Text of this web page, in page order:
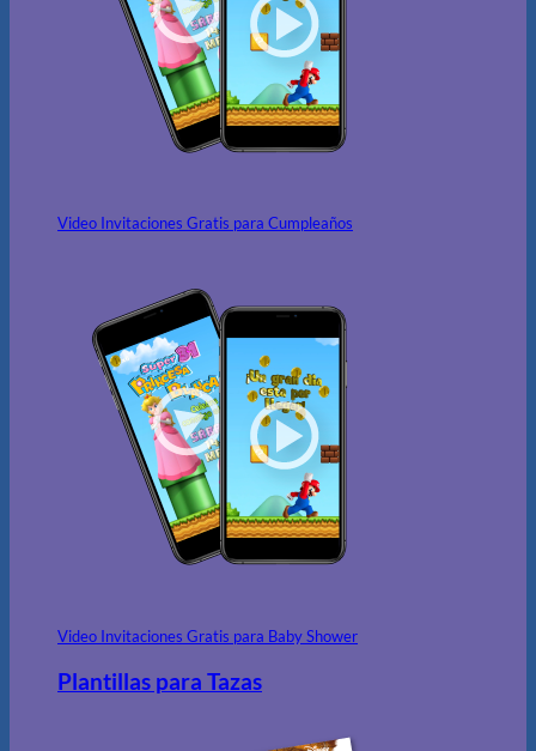
Video Invitaciones Gratis para Cumpleaños
Video Invitaciones Gratis para Baby Shower
Plantillas para Tazas